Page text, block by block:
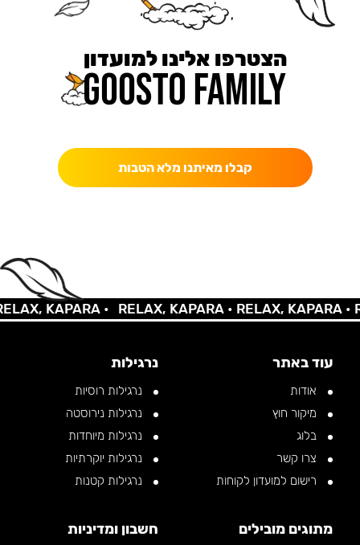
הצטרפו אלינו למועדון
קבלו מאיתנו מלא הטבות
KAPARA • RELAX, KAPARA •RELAX, KAPARA •
עוד באתר
אודות
מיקור חוץ
בלוג
צרו קשר
רישום למועדון לקוחות
נרגילות
נרגילות רוסיות
נרגילות נירוסטה
נרגילות מיוחדות
נרגילות יוקרתיות
נרגילות קטנות
מתוגים מובילים חשבון ומדיניות